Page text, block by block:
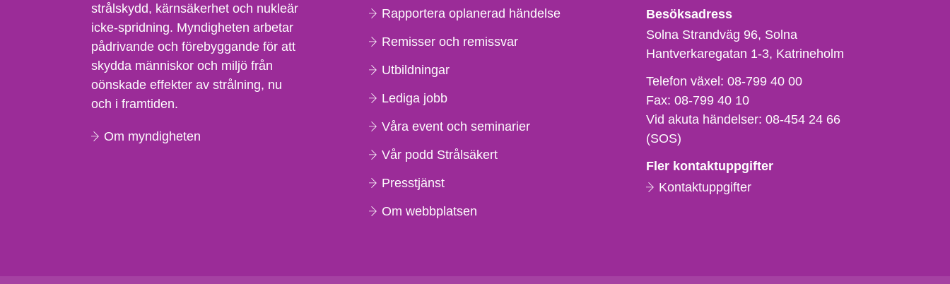
strålskydd, kärnsäkerhet och nukleär
icke-spridning. Myndigheten arbetar
pådrivande och förebyggande för att
skydda människor och miljö från
oönskade effekter av strålning, nu
och i framtiden.
Om myndigheten
Rapportera oplanerad händelse
Remisser och remissvar
Utbildningar
Lediga jobb
Våra event och seminarier
Vår podd Strålsäkert
Presstjänst
Om webbplatsen
Besöksadress
Solna Strandväg 96, Solna
Hantverkaregatan 1-3 Katrineholm
Telefon,
fax
och
e-
Telefon växel:08-799 40 00
Fax:08-799 40 10
Vid akuta händelser:08-454 24 66
(SOS)
Fler kontaktuppgifter
Kontaktuppgifter